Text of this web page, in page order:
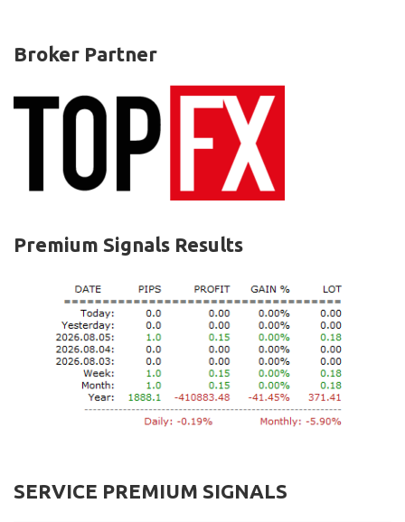
Broker Partner
Premium Signals Results
SERVICE PREMIUM SIGNALS